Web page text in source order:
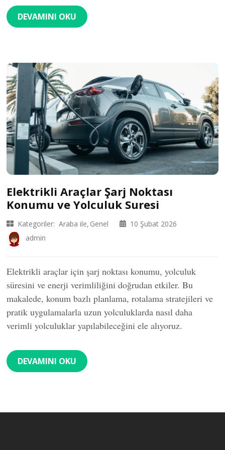
DEVAMINI OKU
Elektrikli Araçlar Şarj Noktası
Konumu ve Yolculuk Suresi
Kategoriler: Araba ile Genel
10 Şubat 2026
admin
Elektrikli araçlar için şarj noktası konumu, yolculuk
süresini ve enerji verimliliğini doğrudan etkiler. Bu
makalede, konum bazlı planlama, rotalama stratejileri ve
pratik uygulamalarla uzun yolculuklarda nasıl daha
verimli yolculuklar yapılabileceğini ele alıyoruz.
DEVAMINI OKU